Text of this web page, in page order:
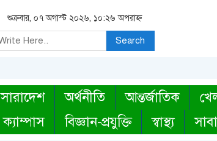
শুক্রবার, ০৭ অগাস্ট ২০২৬, ১০:২৬ অপরাহ্ন
Search
সারাদেশ অর্থনীতি আন্তর্জাতিক
ক্যাম্পাস বিজ্ঞান-প্রযুক্তি স্বাস্থ্য